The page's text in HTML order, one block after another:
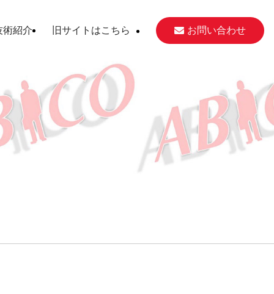
術紹介 旧サイトはこちら お問い合わせ